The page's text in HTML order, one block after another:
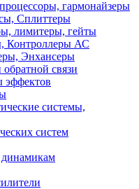
гармонайзеры
Сплиттеры
лимитеры, гейты
Контроллеры АС
Энхансеры
связи
эффектов
системы,
систем
динамикам